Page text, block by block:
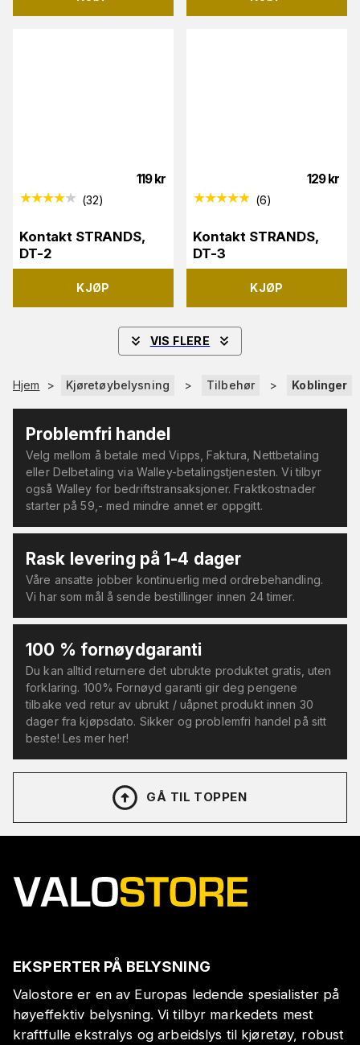
119 kr
(32)
Kontakt STRANDS,
DT-2
KJØP
129 kr
(6)
Kontakt STRANDS,
DT-3
KJØP
VIS FLERE
Hjem > Kjøretøybelysning > Tilbehør > Koblinger
Problemfri handel
Velg mellom å betale med Vipps, Faktura, Nettbetaling
eller Delbetaling via Walley-betalingstjenesten. Vi tilbyr
også Walley for bedriftstransaksjoner. Fraktkostnader
starter på 59,- med mindre annet er oppgitt.
Rask levering på 1-4 dager
Våre ansatte jobber kontinuerlig med ordrebehandling.
Vi har som mål å sende bestillinger innen 24 timer.
100 % fornøydgaranti
Du kan alltid returnere det ubrukte produktet gratis, uten
forklaring. 100% Fornøyd garanti gir deg pengene
tilbake ved retur av ubrukt / uåpnet produkt innen 30
dager fra kjøpsdato. Sikker og problemfri handel på sitt
beste! Les mer her!
GÅ TIL TOPPEN
EKSPERTER PÅ BELYSNING
Valostore er en av Europas ledende spesialister på
høyeffektiv belysning. Vi tilbyr markedets mest
kraftfulle ekstralys og arbeidslys til kjøretøy, robust